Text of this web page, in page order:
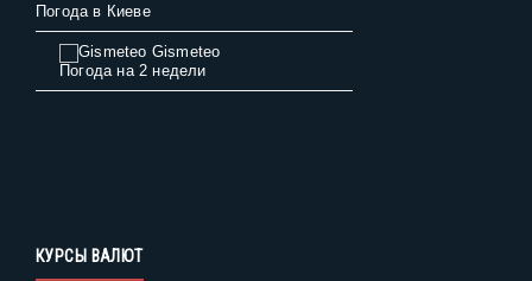
Погода в Киеве
Gismeteo
Погода на 2 недели
КУРСЫ ВАЛЮТ